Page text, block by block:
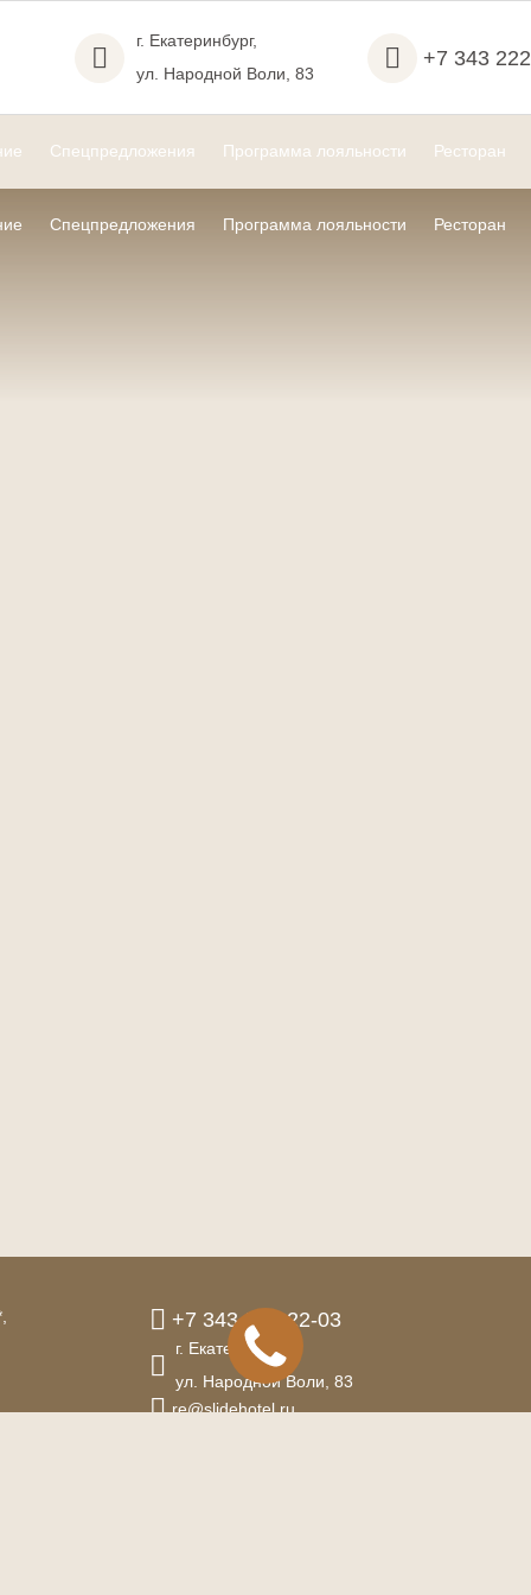
г. Екатеринбург,
ул. Народной Воли, 83
+7 343
Спецпредложения Программа лояльности Ресторан
Спецпредложения Программа лояльности Ресторан
+7 343 222-22-03
г. Екатеринбург,
ул. Народной Воли, 83
re@slidehotel.ru